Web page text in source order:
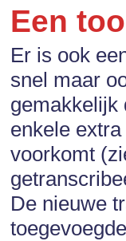
Een
Er is ook
snel maar
gemakkelijk
enkele
voorkomt
De nieuwe